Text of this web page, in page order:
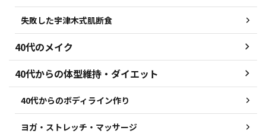
失敗した宇津木式肌断食
40代のメイク
40代からの体型維持・ダイエット
40代からのボディライン作り
ヨガ・ストレッチ・マッサージ